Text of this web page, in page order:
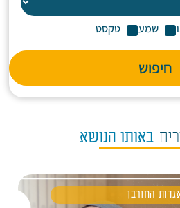
שמע טקסט
חיפוש
באותו הנושא
החורבן